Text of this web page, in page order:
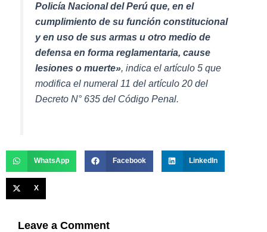
Policía Nacional del Perú que, en el
cumplimiento de su función constitucional
y en uso de sus armas u otro medio de
defensa en forma reglamentaria, cause
lesiones o muerte», indica el artículo 5 que
modifica el numeral 11 del artículo 20 del
Decreto N° 635 del Código Penal.
WhatsApp Facebook LinkedIn
X
Leave a Comment